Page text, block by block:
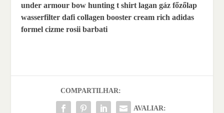
under armour bow hunting t shirt lagan gáz főzőlap
wasserfilter dafi collagen booster cream rich adidas
formel cizme rosii barbati
COMPARTILHAR:
AVALIAR: